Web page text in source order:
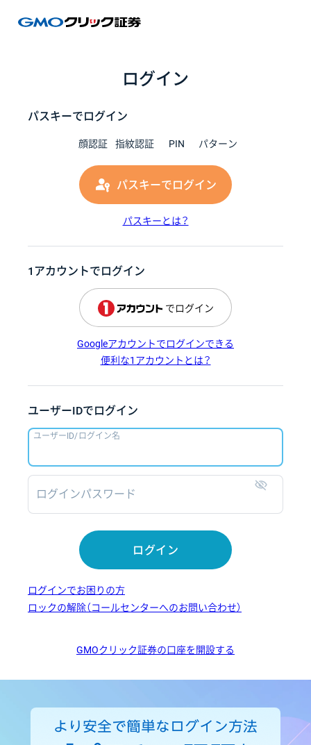
ログイン
パスキーでログイン
顔認証 指紋認証 PIN パターン
パスキーでログイン
パスキーとは？
1アカウントでログイン
でログイン
Googleアカウントでログインできる
便利な1アカウントとは？
ユーザーIDでログイン
ユーザーID/ログイン名
ログインパスワード
ログイン
ログインでお困りの方
ロックの解除（コールセンターへのお問い合わせ）
GMOクリック証券の口座を開設する